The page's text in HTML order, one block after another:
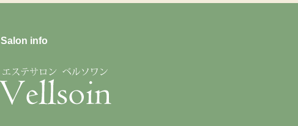
Salon info